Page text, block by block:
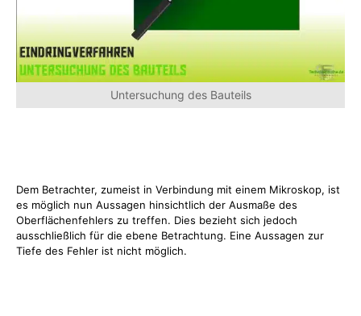
Untersuchung des Bauteils
Dem Betrachter, zumeist in Verbindung mit einem Mikroskop, ist
es möglich nun Aussagen hinsichtlich der Ausmaße des
Oberflächenfehlers zu treffen. Dies bezieht sich jedoch
ausschließlich für die ebene Betrachtung. Eine Aussagen zur
Tiefe des Fehler ist nicht möglich.